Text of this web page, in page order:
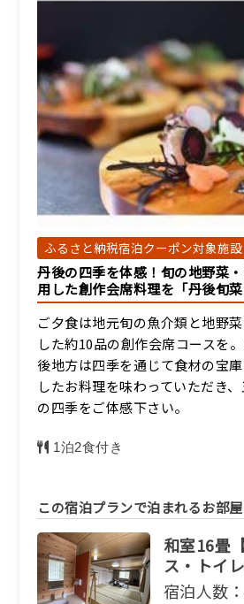
和室11畳
ス・トイ
宿泊人数
24,750円/人
詳細
和室8畳【
イレ無し)
宿泊人数
24,750円/人
詳細
ふるさと納税宿泊クーポン対象施設
丹後の四季を体感！旬の地野菜
用した創作会席料理を「丹後旬菜
ご夕食は地元旬の魚介類と地野
した約10品の創作会席コースを
後地方は四季を通じて食材の宝
したお料理を味わっていただき
の四季をご体感下さい。
1泊2食付き
この宿泊プランで泊まれるお部屋
和室16畳
ス・トイ
宿泊人数